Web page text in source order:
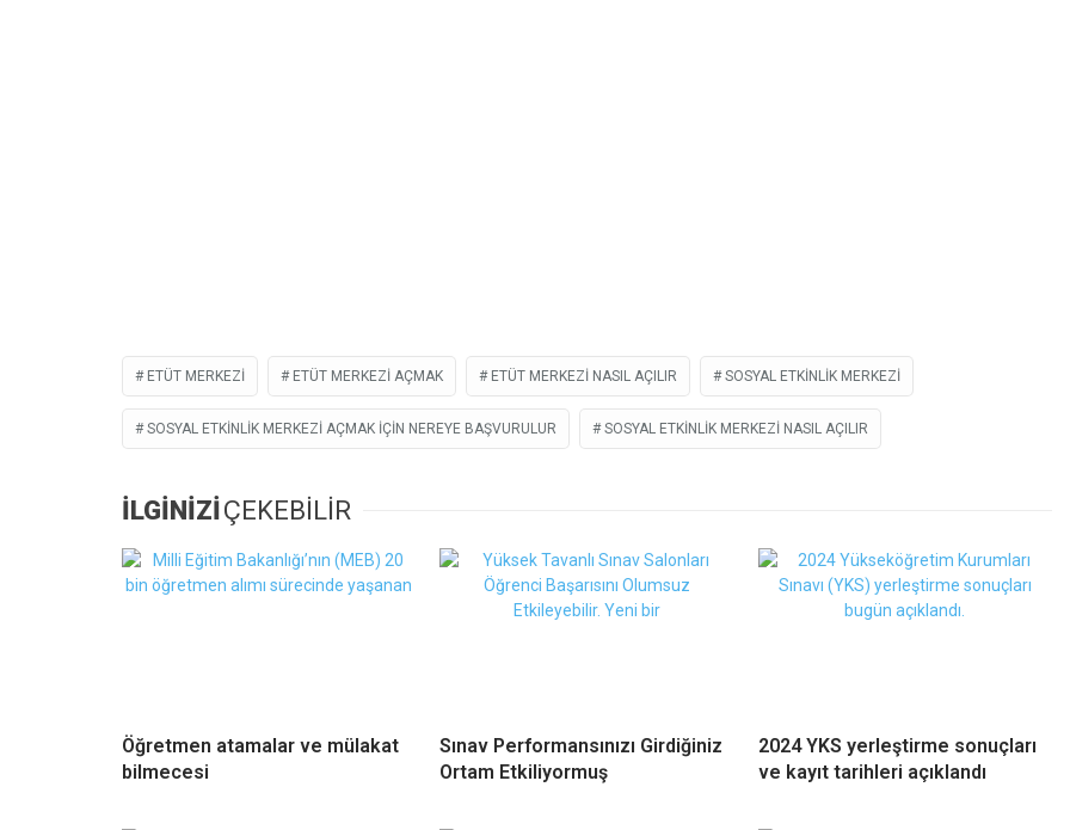
ETÜT MERKEZI ETÜT MERKEZI AÇMAK ETÜT MERKEZI NASIL AÇILIR SOSYAL ETKINLIK MERKEZI
SOSYAL ETKINLIK MERKEZI AÇMAK IÇIN NEREYE BAŞVURULUR SOSYAL ETKINLIK MERKEZI NASIL AÇILIR
İLGİNİZİÇEKEBİLİR
Öğretmen atamalar ve mülakat
bilmecesi
Sınav Performansınızı Girdiğiniz
Ortam Etkiliyormuş
2024 YKS yerleştirme sonuçları
ve kayıt tarihleri açıklandı